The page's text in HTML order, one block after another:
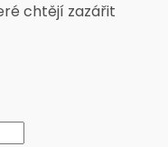
chtějí zazářit